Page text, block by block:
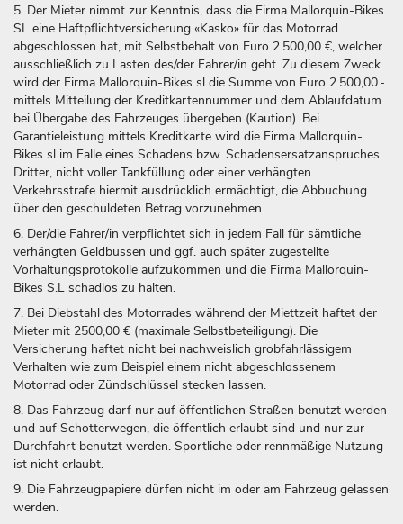
5. Der Mieter nimmt zur Kenntnis, dass die Firma Mallorquin-Bikes
SL eine Haftpflichtversicherung «Kasko» für das Motorrad
abgeschlossen hat, mit Selbstbehalt von Euro 2.500,00 €, welcher
ausschließlich zu Lasten des/der Fahrer/in geht. Zu diesem Zweck
wird der Firma Mallorquin-Bikes sl die Summe von Euro 2.500,00.-
mittels Mitteilung der Kreditkartennummer und dem Ablaufdatum
bei Übergabe des Fahrzeuges übergeben (Kaution). Bei
Garantieleistung mittels Kreditkarte wird die Firma Mallorquin-
Bikes sl im Falle eines Schadens bzw. Schadensersatzanspruches
Dritter, nicht voller Tankfüllung oder einer verhängten
Verkehrsstrafe hiermit ausdrücklich ermächtigt, die Abbuchung
über den geschuldeten Betrag vorzunehmen.
6. Der/die Fahrer/in verpflichtet sich in jedem Fall für sämtliche
verhängten Geldbussen und ggf. auch später zugestellte
Vorhaltungsprotokolle aufzukommen und die Firma Mallorquin-
Bikes S.L schadlos zu halten.
7. Bei Diebstahl des Motorrades während der Miettzeit haftet der
Mieter mit 2500,00 € (maximale Selbstbeteiligung). Die
Versicherung haftet nicht bei nachweislich grobfahrlässigem
Verhalten wie zum Beispiel einem nicht abgeschlossenem
Motorrad oder Zündschlüssel stecken lassen.
8. Das Fahrzeug darf nur auf öffentlichen Straßen benutzt werden
und auf Schotterwegen, die öffentlich erlaubt sind und nur zur
Durchfahrt benutzt werden. Sportliche oder rennmäßige Nutzung
ist nicht erlaubt.
9. Die Fahrzeugpapiere dürfen nicht im oder am Fahrzeug gelassen
werden.